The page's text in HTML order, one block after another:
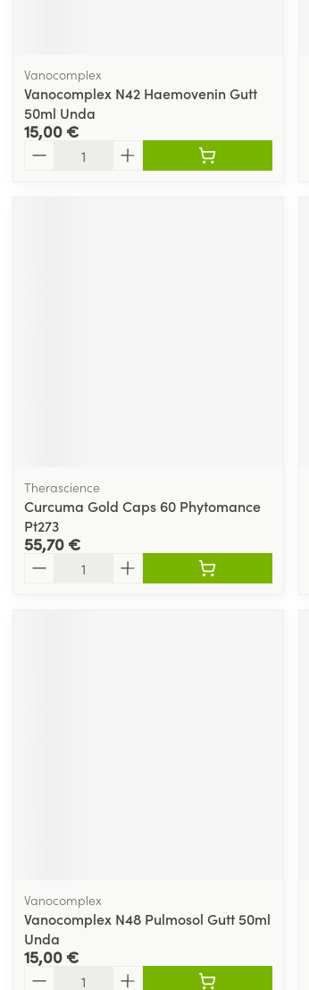
Vanocomplex
Vanocomplex N42 Haemovenin Gutt
50ml Unda
15,00 €
Therascience
Curcuma Gold Caps 60 Phytomance
Pt273
55,70 €
Vanocomplex
Vanocomplex N48 Pulmosol Gutt 50ml
Unda
15,00 €